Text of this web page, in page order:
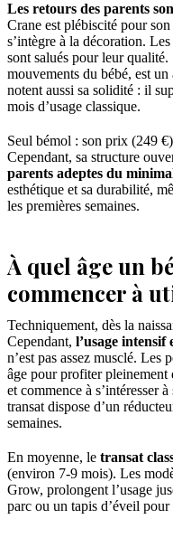
Les retours des parents
Crane est plébiscité pour
s’intègre à la décoration.
sont salués pour leur
mouvements du bébé, est
notent aussi sa solidité : il
mois d’usage classique.
Seul bémol : son prix (249
Cependant, sa structure
parents adeptes du
esthétique et sa durabilité,
les premières semaines.
À quel âge un
commencer à
Techniquement, dès la
Cependant, l’usage intensif
n’est pas assez musclé. Les
âge pour profiter pleinement
et commence à s’intéresser
transat dispose d’un
semaines.
En moyenne, le transat
(environ 7-9 mois). Les
Grow, prolongent l’usage
parc ou un tapis d’éveil